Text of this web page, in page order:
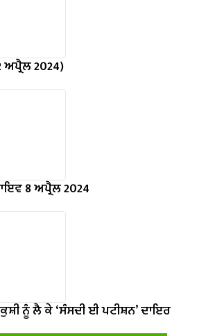
2024)
8 ਅਪ੍ਰੈਲ 2024
ਨੂੰ ਲੈ ਕੇ ‘ਸੰਸਦੀ ਈ ਪਟੀਸ਼ਨ’ ਦਾਇਰ